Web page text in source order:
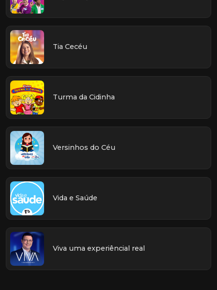
Tia Cecéu
Turma da Cidinha
Versinhos do Céu
Vida e Saúde
Viva uma experiêncial real